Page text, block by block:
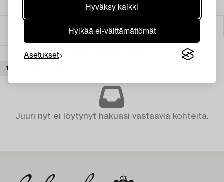
Hyväksy kaikki
Hylkää ei-välttämättömät
AsetuksetMODERNI KANSAINVÄLINEN TAIDE
Juuri nyt ei löytynyt hakuasi vastaavia kohteita.